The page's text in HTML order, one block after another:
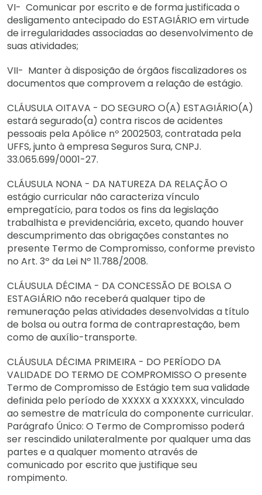
VI- Comunicar por escrito e de forma justificada o
desligamento antecipado do ESTAGIÁRIO em virtude
de irregularidades associadas ao desenvolvimento de
suas atividades;
VII- Manter à disposição de órgãos fiscalizadores os
documentos que comprovem a relação de estágio.
CLÁUSULA OITAVA - DO SEGURO O(A) ESTAGIÁRIO(A)
estará segurado(a) contra riscos de acidentes
pessoais pela Apólice nº 2002503, contratada pela
UFFS, junto à empresa Seguros Sura, CNPJ.
33.065.699/0001-27.
CLÁUSULA NONA - DA NATUREZA DA RELAÇÃO O
estágio curricular não caracteriza vínculo
empregatício, para todos os fins da legislação
trabalhista e previdenciária, exceto, quando houver
descumprimento das obrigações constantes no
presente Termo de Compromisso, conforme previsto
no Art. 3º da Lei Nº 11.788/2008.
CLÁUSULA DÉCIMA - DA CONCESSÃO DE BOLSA O
ESTAGIÁRIO não receberá qualquer tipo de
remuneração pelas atividades desenvolvidas a título
de bolsa ou outra forma de contraprestação, bem
como de auxílio-transporte.
CLÁUSULA DÉCIMA PRIMEIRA - DO PERÍODO DA
VALIDADE DO TERMO DE COMPROMISSO O presente
Termo de Compromisso de Estágio tem sua validade
definida pelo período de XXXXX a XXXXXX, vinculado
ao semestre de matrícula do componente curricular.
Parágrafo Único: O Termo de Compromisso poderá
ser rescindido unilateralmente por qualquer uma das
partes e a qualquer momento através de
comunicado por escrito que justifique seu
rompimento.